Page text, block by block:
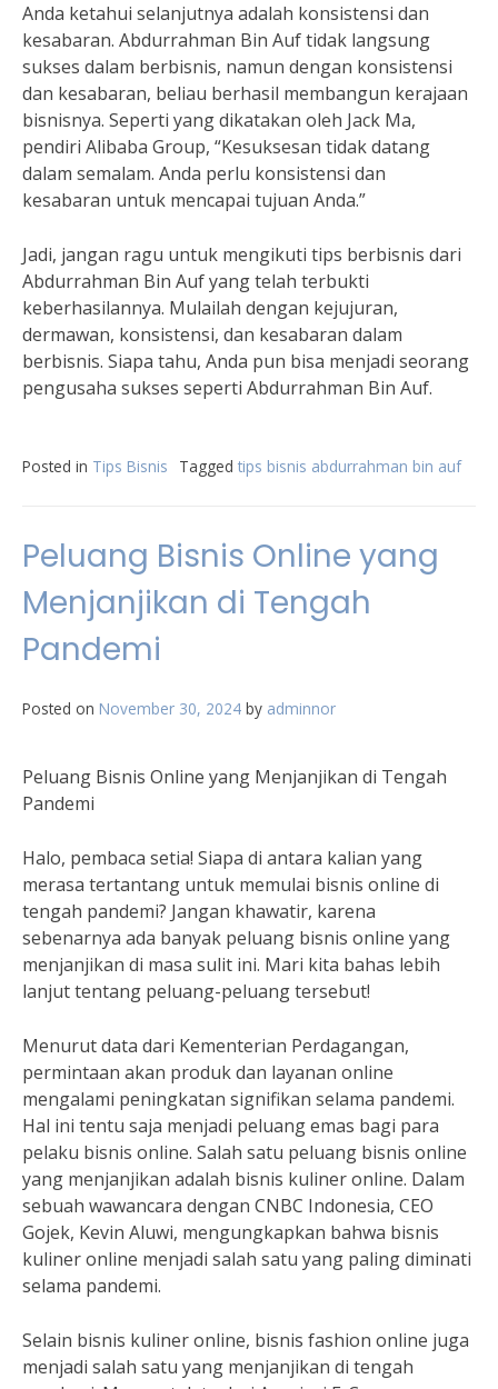
Anda ketahui selanjutnya adalah konsistensi dan
kesabaran. Abdurrahman Bin Auf tidak langsung
sukses dalam berbisnis, namun dengan konsistensi
dan kesabaran, beliau berhasil membangun kerajaan
bisnisnya. Seperti yang dikatakan oleh Jack Ma,
pendiri Alibaba Group, “Kesuksesan tidak datang
dalam semalam. Anda perlu konsistensi dan
kesabaran untuk mencapai tujuan Anda.”
Jadi, jangan ragu untuk mengikuti tips berbisnis dari
Abdurrahman Bin Auf yang telah terbukti
keberhasilannya. Mulailah dengan kejujuran,
dermawan, konsistensi, dan kesabaran dalam
berbisnis. Siapa tahu, Anda pun bisa menjadi seorang
pengusaha sukses seperti Abdurrahman Bin Auf.
Posted in Tips Bisnis Tagged tips bisnis abdurrahman bin auf
Peluang Bisnis Online yang
Menjanjikan di Tengah
Pandemi
Posted on November 30, 2024 by adminnor
Peluang Bisnis Online yang Menjanjikan di Tengah
Pandemi
Halo, pembaca setia! Siapa di antara kalian yang
merasa tertantang untuk memulai bisnis online di
tengah pandemi? Jangan khawatir, karena
sebenarnya ada banyak peluang bisnis online yang
menjanjikan di masa sulit ini. Mari kita bahas lebih
lanjut tentang peluang-peluang tersebut!
Menurut data dari Kementerian Perdagangan,
permintaan akan produk dan layanan online
mengalami peningkatan signifikan selama pandemi.
Hal ini tentu saja menjadi peluang emas bagi para
pelaku bisnis online. Salah satu peluang bisnis online
yang menjanjikan adalah bisnis kuliner online. Dalam
sebuah wawancara dengan CNBC Indonesia, CEO
Gojek, Kevin Aluwi, mengungkapkan bahwa bisnis
kuliner online menjadi salah satu yang paling diminati
selama pandemi.
Selain bisnis kuliner online, bisnis fashion online juga
menjadi salah satu yang menjanjikan di tengah